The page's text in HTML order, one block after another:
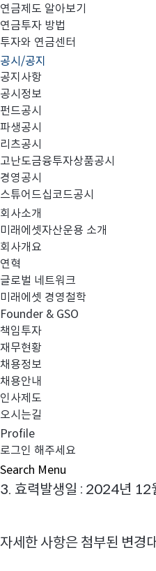
연금제도 알아보기
연금투자 방법
투자와 연금센터
공시/공지
공지사항
공시정보
펀드공시
파생공시
리츠공시
고난도금융투자상품공시
경영공시
스튜어드십코드공시
회사소개
미래에셋자산운용 소개
회사개요
연혁
글로벌 네트워크
미래에셋 경영철학
Founder & GSO
책임투자
재무현황
채용정보
채용안내
인사제도
오시는길
Profile
로그인 해주세요
Search Menu
-
다음과 같이 정정사항에 대
- 다 음 -
1. 대상 펀드 : 미래에셋글
2. 변경사항 :
1) 영업일 정의 정정
2) 전환가능 투자신탁의 영
3) 펀드 결산에 따른 재무정
4) 투자위험등급 관련 변동
5) 기업공시서식 개정사항
6) 운용역 변경
7) 기타 (법개정사항, 기업
3. 효력발생일 : 2024년 12
자세한 사항은 첨부된 변경